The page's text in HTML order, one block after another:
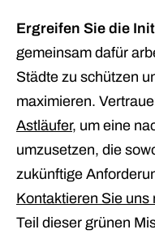
Ergreifen Sie die
gemeinsam dafür
Städte zu schützen
maximieren.
Astläufer, um eine
umzusetzen, die
zukünftige
Kontaktieren Sie uns
Teil dieser grünen